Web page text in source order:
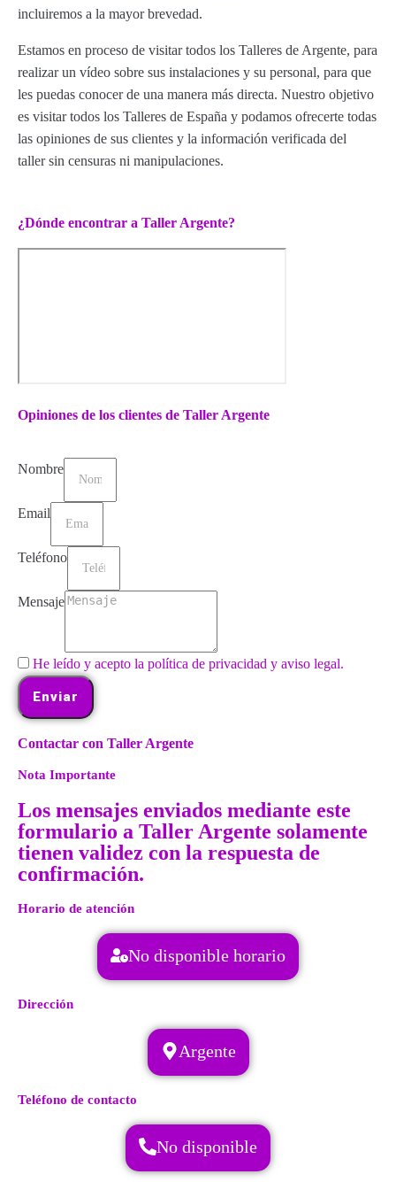
incluiremos a la mayor brevedad.
Estamos en proceso de visitar todos los Talleres de Argente, para
realizar un vídeo sobre sus instalaciones y su personal, para que
les puedas conocer de una manera más directa. Nuestro objetivo
es visitar todos los Talleres de España y podamos ofrecerte todas
las opiniones de sus clientes y la información verificada del
taller sin censuras ni manipulaciones.
¿Dónde encontrar a Taller Argente?
Opiniones de los clientes de Taller Argente
Nombre
Email
Teléfono
Mensaje
He leído y acepto la política de privacidad y aviso legal.
Enviar
Contactar con Taller Argente
Nota Importante
Los mensajes enviados mediante este
formulario a Taller Argente solamente
tienen validez con la respuesta de
confirmación.
Horario de atención
No disponible horario
Dirección
Argente
Teléfono de contacto
No disponible